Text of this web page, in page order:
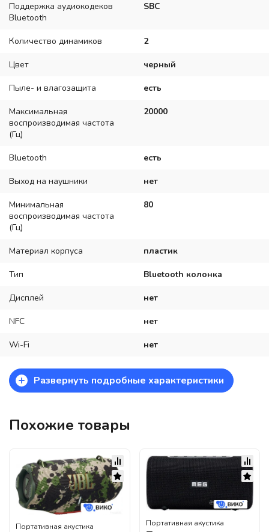
Поддержка аудиокодеков
Bluetooth
SBC
Количество динамиков 2
Цвет черный
Пыле- и влагозащита есть
Максимальная
воспроизводимая частота
(Гц)
20000
Bluetooth есть
Выход на наушники нет
Минимальная
воспроизводимая частота
(Гц)
80
Материал корпуса пластик
Тип Bluetooth колонка
Дисплей нет
NFC нет
Wi-Fi нет
+ Развернуть подробные характеристики
Похожие товары
Портативная акустика Портативная акустика